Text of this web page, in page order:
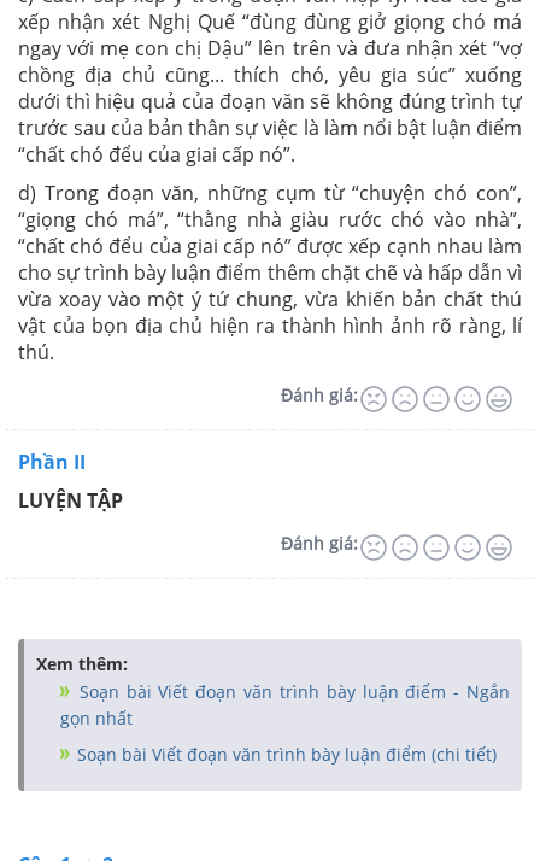
xếp nhận xét Nghị Quế “đùng đùng giở giọng chó má
ngay với mẹ con chị Dậu” lên trên và đưa nhận xét “vợ
chồng địa chủ cũng... thích chó, yêu gia súc” xuống
dưới thì hiệu quả của đoạn văn sẽ không đúng trình tự
trước sau của bản thân sự việc là làm nổi bật luận điểm
“chất chó đểu của giai cấp nó”.
d) Trong đoạn văn, những cụm từ “chuyện chó con”,
“giọng chó má”, “thằng nhà giàu rước chó vào nhà”,
“chất chó đểu của giai cấp nó” được xếp cạnh nhau làm
cho sự trình bày luận điểm thêm chặt chẽ và hấp dẫn vì
vừa xoay vào một ý tứ chung, vừa khiến bản chất thú
vật của bọn địa chủ hiện ra thành hình ảnh rõ ràng, lí
thú.
Đánh giá:
Phần II
LUYỆN TẬP
Đánh giá:
Xem thêm:
Soạn bài Viết đoạn văn trình bày luận điểm - Ngắn
gọn nhất
Soạn bài Viết đoạn văn trình bày luận điểm (chi tiết)